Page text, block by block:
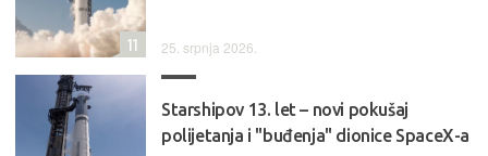
25. srpnja 2026.
11
Starshipov 13. let – novi pokušaj
polijetanja i "buđenja" dionice SpaceX-a